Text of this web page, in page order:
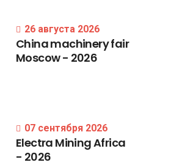
26 августа 2026
Chinamachineryfair
Moscow- 2026
07 сентября 2026
Electra MiningAfrica
- 2026